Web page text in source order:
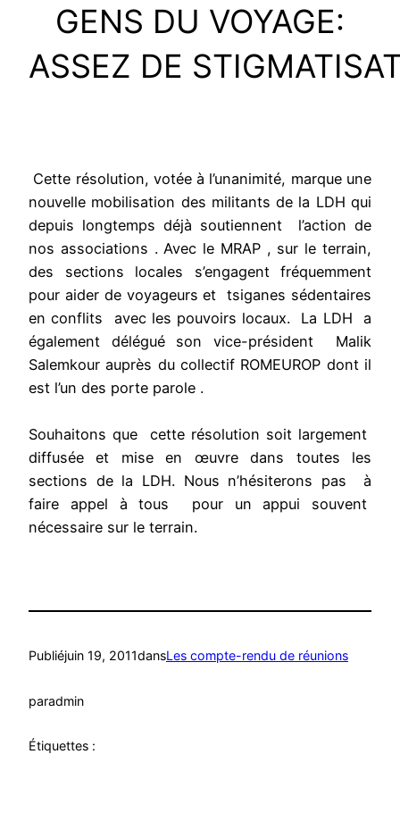
GENS DU VOYAGE:
ASSEZ DE
Cette résolution, votée à l’unanimité, marque une
nouvelle mobilisation des militants de la LDH qui
depuis longtemps déjà soutiennent l’action de
nos associations . Avec le MRAP , sur le terrain,
des sections locales s’engagent fréquemment
pour aider de voyageurs et tsiganes sédentaires
en conflits avec les pouvoirs locaux. La LDH a
également délégué son vice-président Malik
Salemkour auprès du collectif ROMEUROP dont il
est l’un des porte parole .
Souhaitons que cette résolution soit largement
diffusée et mise en œuvre dans toutes les
sections de la LDH. Nous n’hésiterons pas à
faire appel à tous pour un appui souvent
nécessaire sur le terrain.
Publiéjuin 19, 2011dansLes compte-rendu de réunions
paradmin
Étiquettes :